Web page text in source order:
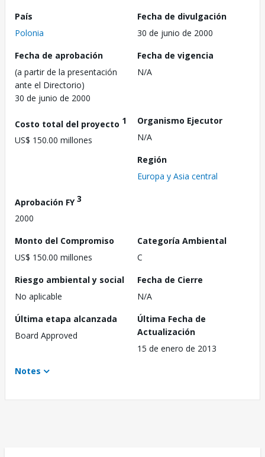
País
Polonia
Fecha de divulgación
30 de junio de 2000
Fecha de aprobación
(a partir de la presentación
ante el Directorio)
30 de junio de 2000
Fecha de vigencia
N/A
Costo total del proyecto 1
US$ 150.00 millones
Organismo Ejecutor
N/A
Región
Europa y Asia central
Aprobación FY3
2000
Monto del Compromiso
US$ 150.00 millones
Categoría Ambiental
C
Riesgo ambiental y social
No aplicable
Fecha de Cierre
N/A
Última etapa alcanzada
Board Approved
Última Fecha de
Actualización
15 de enero de 2013
Notes